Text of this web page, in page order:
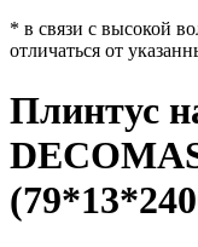
* в связи с высокой
отличаться от
Плинтус